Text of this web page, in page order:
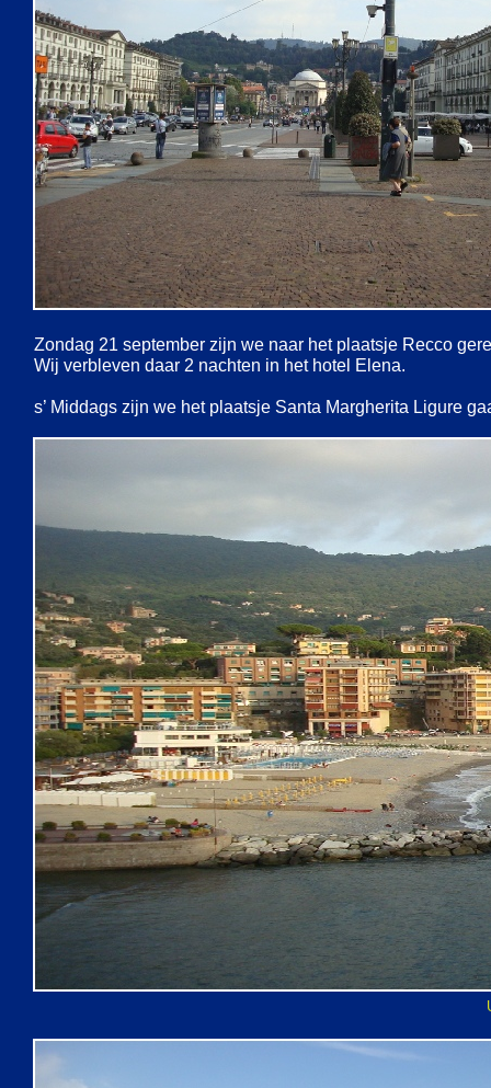
Zondag 21 september zijn we naar het plaatsje Recco
Wij verbleven daar 2 nachten in het hotel Elena.
s’ Middags zijn we het plaatsje Santa Margherita Ligure